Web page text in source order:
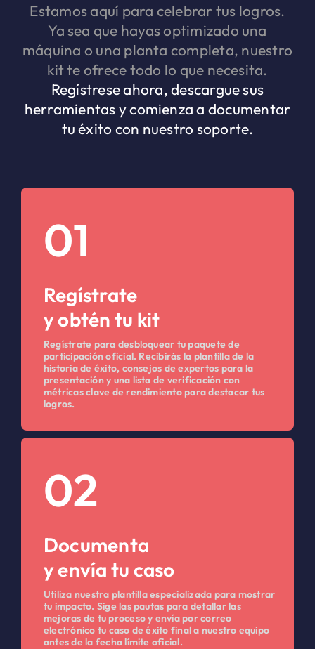
Estamos aquí para celebrar tus logros.
Ya sea que hayas optimizado una
máquina o una planta completa, nuestro
kit te ofrece todo lo que necesita.
Regístrese ahora, descargue sus
herramientas y comienza a documentar
tu éxito con nuestro soporte.
01
Regístrate
y obtén tu kit
Regístrate para desbloquear tu paquete de
participación oficial. Recibirás la plantilla de la
historia de éxito, consejos de expertos para la
presentación y una lista de verificación con
métricas clave de rendimiento para destacar tus
logros.
02
Documenta
y envía tu caso
Utiliza nuestra plantilla especializada para mostrar
tu impacto. Sige las pautas para detallar las
mejoras de tu proceso y envía por correo
electrónico tu caso de éxito final a nuestro equipo
antes de la fecha límite oficial.